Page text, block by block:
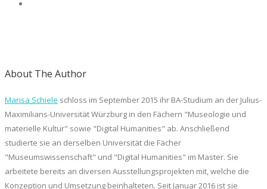
About The Author
Marisa Schiele schloss im September 2015 ihr BA-Studium an der Julius-
Maximilians-Universität Würzburg in den Fächern "Museologie und
materielle Kultur" sowie "Digital Humanities" ab. Anschließend
studierte sie an derselben Universität die Fächer
"Museumswissenschaft" und "Digital Humanities" im Master. Sie
arbeitete bereits an diversen Ausstellungsprojekten mit, welche die
Konzeption und Umsetzung beinhalteten. Seit Januar 2016 ist sie